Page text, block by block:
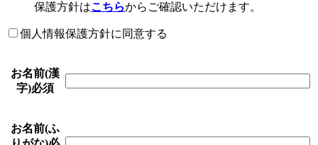
保護方針はこちらからご確認いただけます。
個人情報保護方針に同意する
お名前(漢
字)必須
お名前(ふ